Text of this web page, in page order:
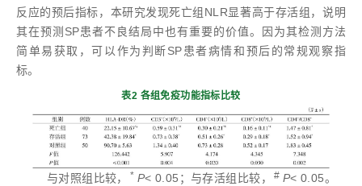
反应的预后指标，本研究发现死亡组NLR显著高于存活组，说明
其在预测SP患者不良结局中也有重要的价值。因为其检测方法
简单易获取，可以作为判断SP患者病情和预后的常规观察指
标。
表2 各组免疫功能指标比较
与对照组比较， * P< 0.05；与存活组比较， # P< 0.05。